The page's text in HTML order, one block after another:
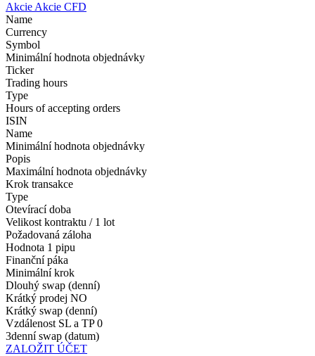
Akcie Akcie CFD
Name
Currency
Symbol
Minimální hodnota objednávky
Ticker
Trading hours
Type
Hours of accepting orders
ISIN
Name
Minimální hodnota objednávky
Popis
Maximální hodnota objednávky
Krok transakce
Type
Otevírací doba
Velikost kontraktu / 1 lot
Požadovaná záloha
Hodnota 1 pipu
Finanční páka
Minimální krok
Dlouhý swap (denní)
Krátký prodej NO
Krátký swap (denní)
Vzdálenost SL a TP 0
3denní swap (datum)
ZALOŽIT ÚČET